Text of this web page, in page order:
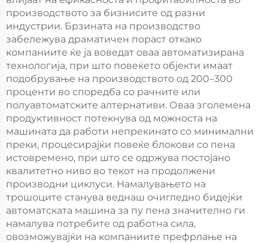
пломби, машина за
правење на
полиуретан пломби
правење на
полиуретан пломби
производството за бизнисите од разни
индустрии. Брзината на производство
забележува драматичен пораст откако
компаниите ќе ја воведат оваа автоматизирана
технологија, при што повеќето објекти имаат
подобрување на производството од 200–300
проценти во споредба со рачните или
полуавтоматските алтернативи. Оваа зголемена
продуктивност потекнува од можноста на
машината да работи непрекинато со минимални
преки, процесирајќи повеќе блокови со пена
истовремено, при што се одржува постојано
квалитетно ниво во текот на продолжени
производни циклуси. Намалувањето на
трошоците станува веднаш очигледно бидејќи
автоматската машина за пу пена значително ги
намалува потребите од работна сила,
овозможувајќи на компаниите префрлање на